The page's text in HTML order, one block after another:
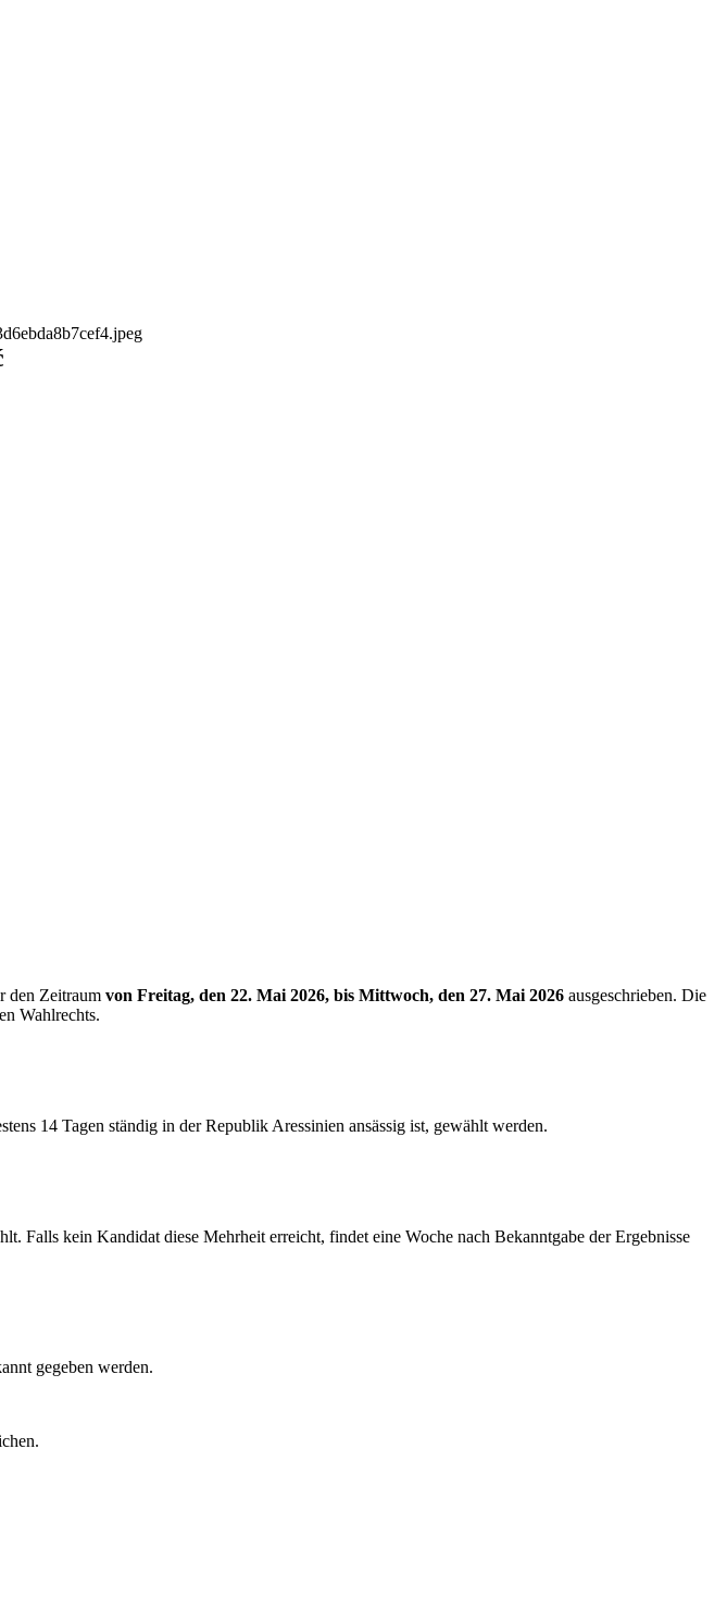
den Zeitraum von Freitag, den 22. Mai 2026, bis Mittwoch, den 27. Mai 2026 ausgeschrieben. Die
Wahlrechts.
14 Tagen ständig in der Republik Aressinien ansässig ist, gewählt werden.
Falls kein Kandidat diese Mehrheit erreicht, findet eine Woche nach Bekanntgabe der Ergebnisse
gegeben werden.